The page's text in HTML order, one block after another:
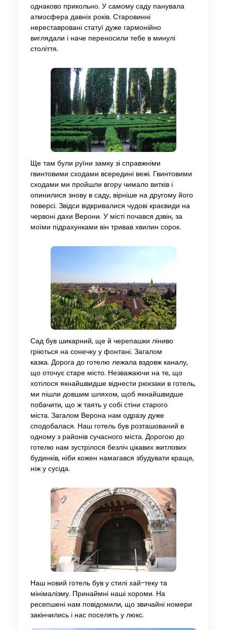
однаково прикольно. У самому саду панувала
атмосфера давніх років. Старовинні
нереставровані статуї дуже гармонійно
виглядали і наче переносили тебе в минулі
століття.
Ще там були руїни замку зі справжніми
гвинтовими сходами всередині вежі. Гвинтовими
сходами ми пройшли вгору чимало витків і
опинилися знову в саду, вірніше на другому його
поверсі. Звідси відкривалися чудові краєвиди на
червоні дахи Верони. У місті почався дзвін, за
моїми підрахунками він тривав хвилин сорок.
Сад був шикарний, ще й черепашки ліниво
гріються на сонечку у фонтані. Загалом
казка. Дорога до готелю лежала вздовж каналу,
що оточує старе місто. Незважаючи на те, що
хотілося якнайшвидше віднести рюкзаки в готель,
ми пішли довшим шляхом, щоб якнайшвидше
побачити, що ж таять у собі стіни старого
міста. Загалом Верона нам одразу дуже
сподобалася. Наш готель був розташований в
одному з районів сучасного міста. Дорогою до
готелю нам зустрілося безліч цікавих житлових
будинків, ніби кожен намагався збудувати краще,
ніж у сусіда.
Наш новий готель був у стилі хай-теку та
мінімалізму. Принаймні наші хороми. На
ресепшені нам повідомили, що звичайні номери
закінчились і нас поселять у люкс.